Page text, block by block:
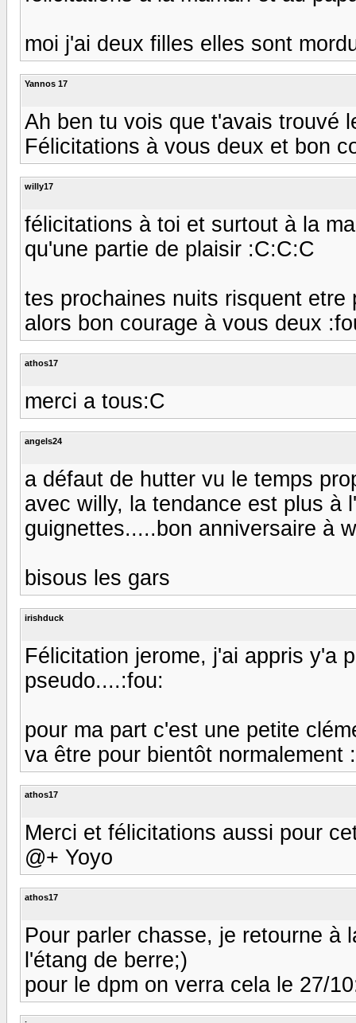
moi j'ai deux filles elles sont
Yannos 17
Ah ben tu vois que t'avais trouvé
Félicitations à vous deux et bon
willy17
félicitations à toi et surtout à la
qu'une partie de plaisir :C:C:C
tes prochaines nuits risquent
alors bon courage à vous deux
athos17
merci a tous:C
angels24
a défaut de hutter vu le temps
avec willy, la tendance est plus à
guignettes.....bon anniversaire à
bisous les gars
irishduck
Félicitation jerome, j'ai appris y'a
pseudo....:fou:
pour ma part c'est une petite
va être pour bientôt normalement
athos17
Merci et félicitations aussi pour
@+ Yoyo
athos17
Pour parler chasse, je retourne à
l'étang de berre;)
pour le dpm on verra cela le 27/